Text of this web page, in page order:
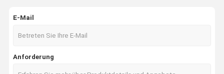
E-Mail
Anforderung